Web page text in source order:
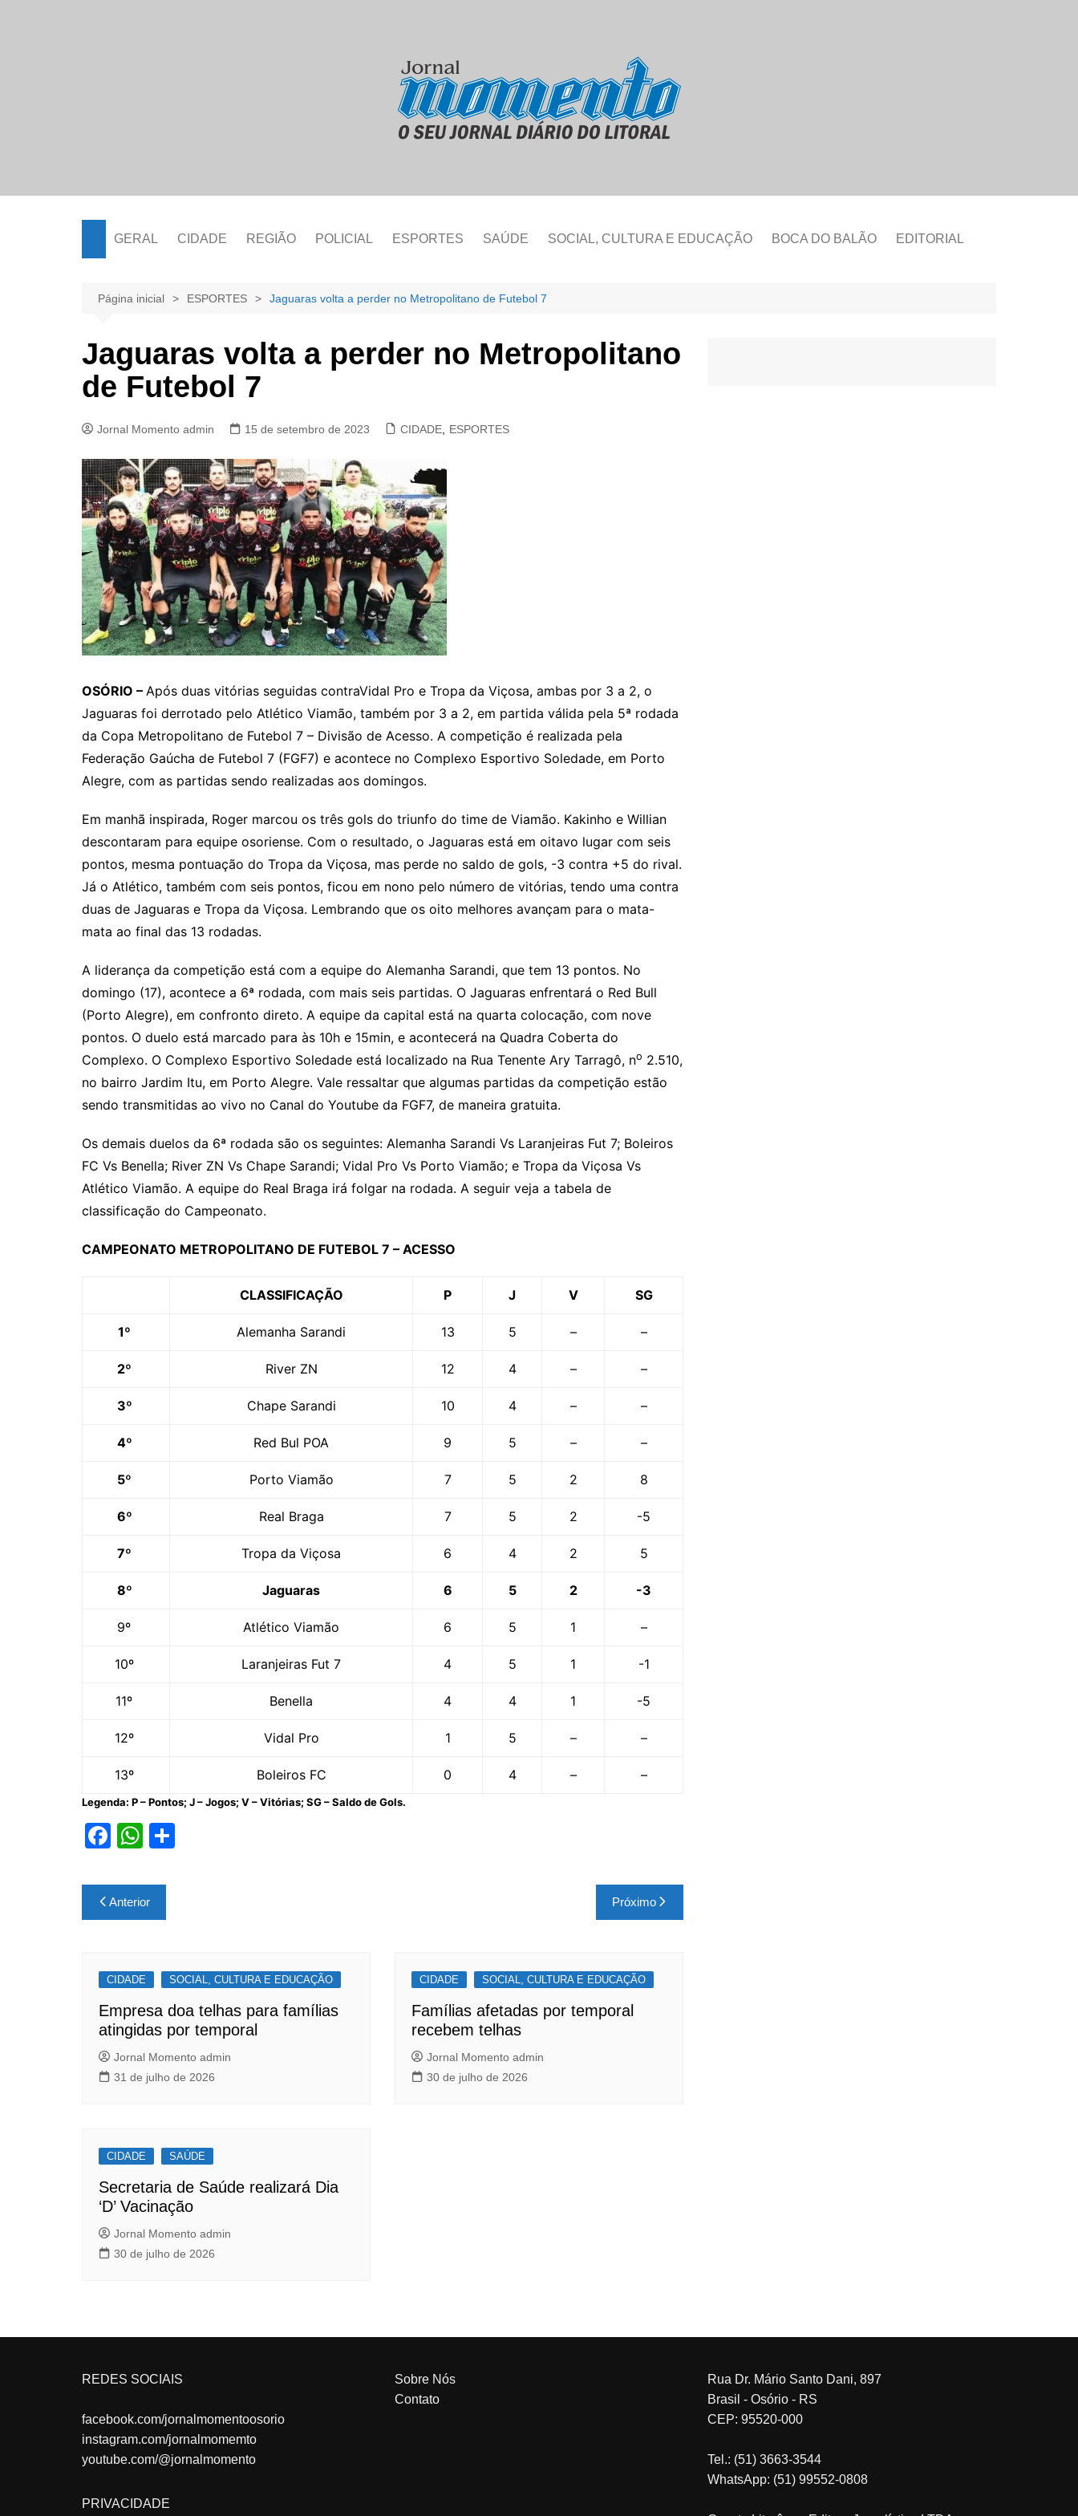
GERAL CIDADE REGIÃO POLICIAL ESPORTES SAÚDE SOCIAL, CULTURA E EDUCAÇÃO BOCA DO BALÃO EDITORIAL
Página inicial ESPORTES Jaguaras volta a perder no Metropolitano de Futebol 7
Jaguaras volta a perder no Metropolitano
de Futebol 7
Jornal Momento admin 15 de setembro de 2023 CIDADE ESPORTES
OSÓRIO – Após duas vitórias seguidas contraVidal Pro e Tropa da Viçosa, ambas por 3 a 2, o
Jaguaras foi derrotado pelo Atlético Viamão, também por 3 a 2, em partida válida pela 5ª rodada
da Copa Metropolitano de Futebol 7 – Divisão de Acesso. A competição é realizada pela
Federação Gaúcha de Futebol 7 (FGF7) e acontece no Complexo Esportivo Soledade, em Porto
Alegre, com as partidas sendo realizadas aos domingos.
Em manhã inspirada, Roger marcou os três gols do triunfo do time de Viamão. Kakinho e Willian
descontaram para equipe osoriense. Com o resultado, o Jaguaras está em oitavo lugar com seis
pontos, mesma pontuação do Tropa da Viçosa, mas perde no saldo de gols, -3 contra +5 do rival.
Já o Atlético, também com seis pontos, ficou em nono pelo número de vitórias, tendo uma contra
duas de Jaguaras e Tropa da Viçosa. Lembrando que os oito melhores avançam para o mata-
mata ao final das 13 rodadas.
A liderança da competição está com a equipe do Alemanha Sarandi, que tem 13 pontos. No
domingo (17), acontece a 6ª rodada, com mais seis partidas. O Jaguaras enfrentará o Red Bull
(Porto Alegre), em confronto direto. A equipe da capital está na quarta colocação, com nove
pontos. O duelo está marcado para às 10h e 15min, e acontecerá na Quadra Coberta do
Complexo. O Complexo Esportivo Soledade está localizado na Rua Tenente Ary Tarragô, no 2.510,
no bairro Jardim Itu, em Porto Alegre. Vale ressaltar que algumas partidas da competição estão
sendo transmitidas ao vivo no Canal do Youtube da FGF7, de maneira gratuita.
Os demais duelos da 6ª rodada são os seguintes: Alemanha Sarandi Vs Laranjeiras Fut 7; Boleiros
FC Vs Benella; River ZN Vs Chape Sarandi; Vidal Pro Vs Porto Viamão; e Tropa da Viçosa Vs
Atlético Viamão. A equipe do Real Braga irá folgar na rodada. A seguir veja a tabela de
classificação do Campeonato.
CAMPEONATO METROPOLITANO DE FUTEBOL 7 – ACESSO
CLASSIFICAÇÃO P J V SG
1º Alemanha Sarandi 13 5 – –
2º River ZN 12 4 – –
3º Chape Sarandi 10 4 – –
4º Red Bul POA 9 5 – –
5º Porto Viamão 7 5 2 8
6º Real Braga 7 5 2 -5
7º Tropa da Viçosa 6 4 2 5
8º Jaguaras 6 5 2 -3
9º Atlético Viamão 6 5 1 –
10º Laranjeiras Fut 7 4 5 1 -1
11º Benella 4 4 1 -5
12º Vidal Pro 1 5 – –
13º Boleiros FC 0 4 – –
Legenda: P – Pontos; J – Jogos; V – Vitórias; SG – Saldo de Gols.
F
c
e
o
o
k
W
at
s
p
p
Navegação
de
Anterior Próximo
CIDADE SOCIAL, CULTURA E EDUCAÇÃO
Empresa doa telhas para famílias
atingidas por temporal
Jornal Momento admin
31 de julho de 2026
CIDADE SOCIAL, CULTURA E EDUCAÇÃO
Famílias afetadas por temporal
recebem telhas
Jornal Momento admin
30 de julho de 2026
CIDADE SAÚDE
Secretaria de Saúde realizará Dia
‘D’ Vacinação
Jornal Momento admin
30 de julho de 2026
REDES SOCIAIS
facebook.com/jornalmomentoosorio
instagram.com/jornalmomemto
youtube.com/@jornalmomento
PRIVACIDADE
Sobre Nós
Contato
Rua Dr. Mário Santo Dani, 897
Brasil - Osório - RS
CEP: 95520-000
Tel.: (51) 3663-3544
WhatsApp: (51) 99552-0808